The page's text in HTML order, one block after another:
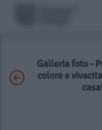
Galleria foto -
colore e